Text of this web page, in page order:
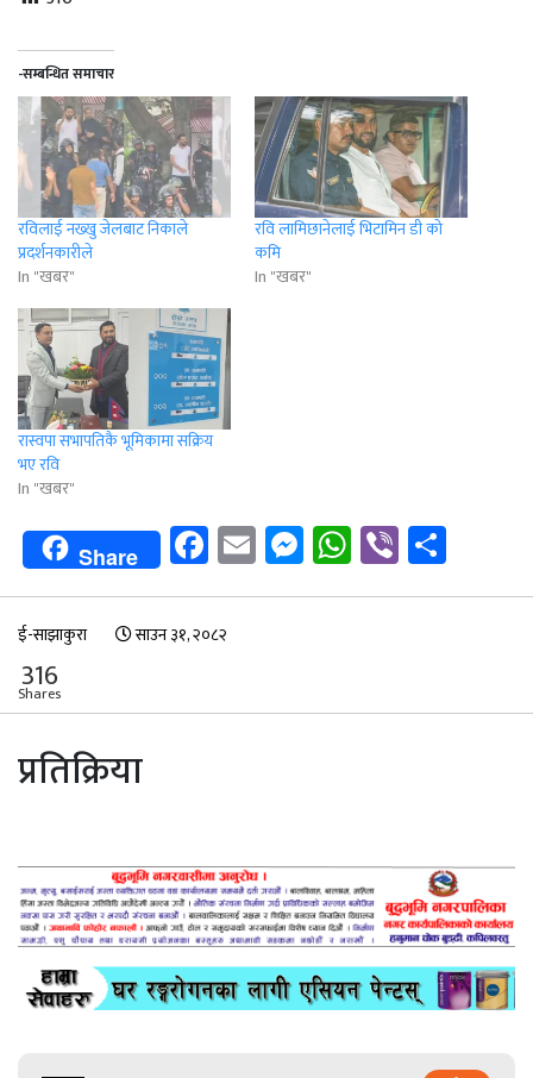
-सम्बन्धित समाचार
रविलाई नख्खु जेलबाट निकाले
प्रदर्शनकारीले
In "खबर"
रवि लामिछानेलाई भिटामिन डी को
कमि
In "खबर"
रास्वपा सभापतिकै भूमिकामा सक्रिय
भए रवि
In "खबर"
Share Facebook
EmailMessenger
WhatsApp
Viber
ई-साझाकुरा साउन ३१, २०८२
316
Shares
प्रतिक्रिया